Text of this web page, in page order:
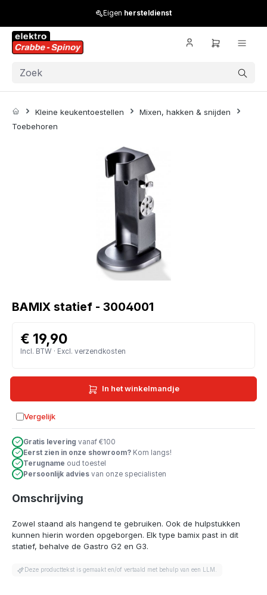
Eigen hersteldienst
Kleine keukentoestellen
Mixen, hakken & snijden
Toebehoren
BAMIX statief - 3004001
€ 19,90
Incl. BTW · Excl. verzendkosten
In het winkelmandje
Vergelijk
Toevoegen aan vergelijking
Gratis levering vanaf €100
Eerst zien in onze showroom? Kom langs!
Terugname oud toestel
Persoonlijk advies van onze specialisten
Omschrijving
Zowel staand als hangend te gebruiken. Ook de hulpstukken
kunnen hierin worden opgeborgen. Elk type bamix past in dit
statief, behalve de Gastro G2 en G3.
Deze producttekst is gemaakt en/of vertaald met behulp van een LLM.